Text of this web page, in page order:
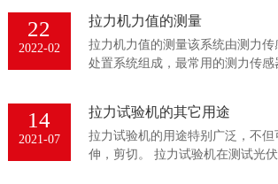
22
2022-02
拉力机力值的测量
拉力机力值的测量该系统由测力
处置系统组成，最常用的测力传
14
2021-07
拉力试验机的其它用途
拉力试验机的用途特别广泛，不
伸，剪切。 拉力试验机在测试光伏板中需要做三点弯